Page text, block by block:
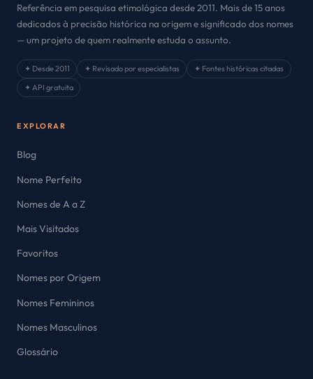
Referência em pesquisa etimológica desde 2011. Mais de 15 anos
dedicados à precisão histórica na origem e significado dos nomes
— um projeto de quem realmente estuda o assunto.
✦ Desde 2011 ✦ Revisado por especialistas
✦ Fontes históricas citadas
✦ API gratuita
EXPLORAR
Blog
Nome Perfeito
Nomes de A a Z
Mais Visitados
Favoritos
Nomes por Origem
Nomes Femininos
Nomes Masculinos
Glossário